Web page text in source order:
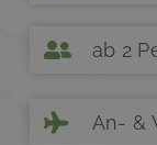
ab 2
An- &